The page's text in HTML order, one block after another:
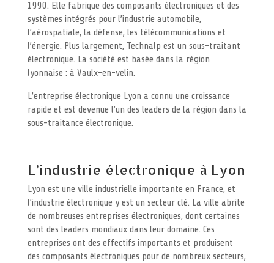
1990. Elle fabrique des composants électroniques et des
systèmes intégrés pour l’industrie automobile,
l’aérospatiale, la défense, les télécommunications et
l’énergie. Plus largement, Technalp est un sous-traitant
électronique. La société est basée dans la région
lyonnaise : à Vaulx-en-velin.
L’entreprise électronique Lyon a connu une croissance
rapide et est devenue l’un des leaders de la région dans la
sous-traitance électronique.
L’industrie électronique à Lyon
Lyon est une ville industrielle importante en France, et
l’industrie électronique y est un secteur clé. La ville abrite
de nombreuses entreprises électroniques, dont certaines
sont des leaders mondiaux dans leur domaine. Ces
entreprises ont des effectifs importants et produisent
des composants électroniques pour de nombreux secteurs,